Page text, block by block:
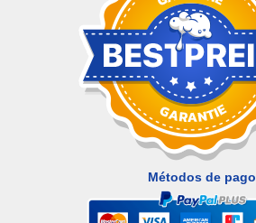
Métodos de pago